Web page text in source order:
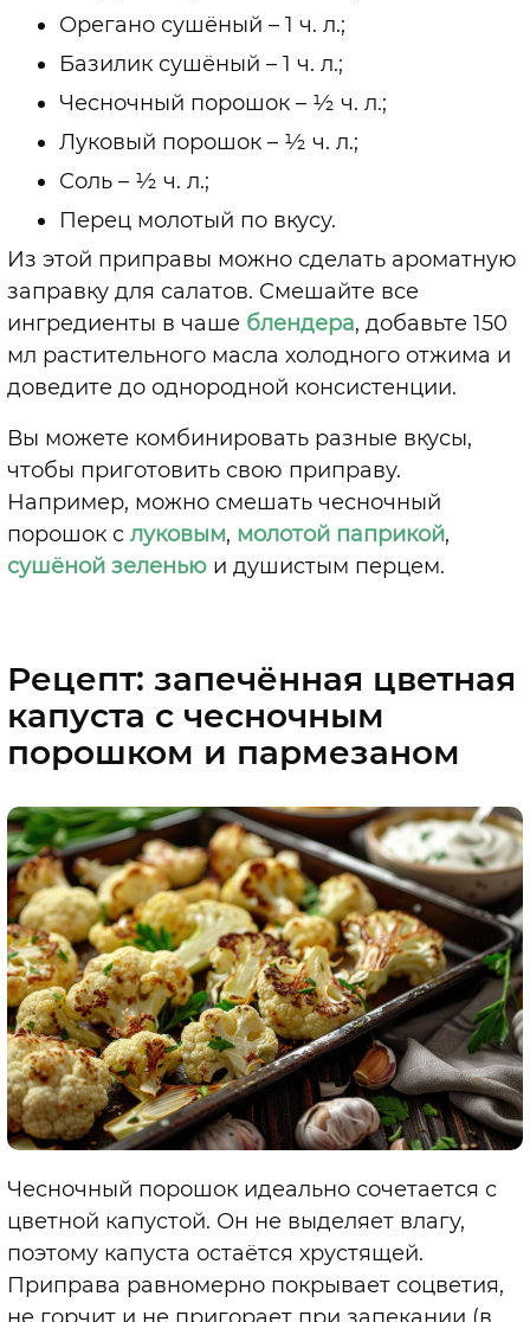
Орегано сушёный – 1 ч. л.;
Базилик сушёный – 1 ч. л.;
Чесночный порошок – ½ ч. л.;
Луковый порошок – ½ ч. л.;
Соль – ½ ч. л.;
Перец молотый по вкусу.
Из этой приправы можно сделать ароматную
заправку для салатов. Смешайте все
ингредиенты в чаше блендера, добавьте 150
мл растительного масла холодного отжима и
доведите до однородной консистенции.
Вы можете комбинировать разные вкусы,
чтобы приготовить свою приправу.
Например, можно смешать чесночный
порошок с луковым, молотой паприкой,
сушёной зеленью и душистым перцем.
Рецепт: запечённая цветная
капуста с чесночным
порошком и пармезаном
Чесночный порошок идеально сочетается с
цветной капустой. Он не выделяет влагу,
поэтому капуста остаётся хрустящей.
Приправа равномерно покрывает соцветия,